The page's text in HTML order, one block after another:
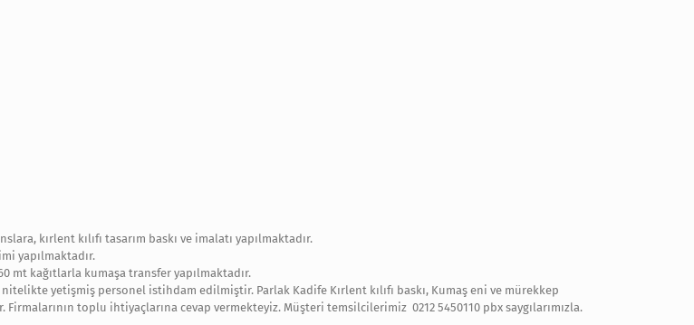
kırlent kılıfı tasarım baskı ve imalatı yapılmaktadır.
yapılmaktadır.
mt kağıtlarla kumaşa transfer yapılmaktadır.
yetişmiş personel istihdam edilmiştir. Parlak Kadife Kırlent kılıfı baskı, Kumaş eni ve mürekkep
toplu ihtiyaçlarına cevap vermekteyiz. Müşteri temsilcilerimiz 0212 5450110 pbx saygılarımızla.